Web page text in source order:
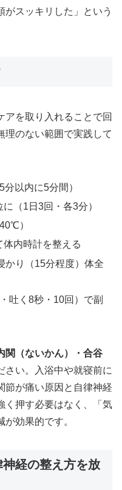
がスッキリした」という
アを取り入れることで回
理のない範囲で実践して
以内に5分間）
（1日3回・各3分）
）
内時計を整える
り（15分程度）体全
吐く8秒・10回）で副
関（ないかん）・合谷
さい。入浴中や就寝前に
節が痛い原因と自律神経
く押す必要はなく、「気
効果的です。
経の整え方を放